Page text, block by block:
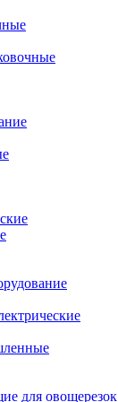
для овощерезок